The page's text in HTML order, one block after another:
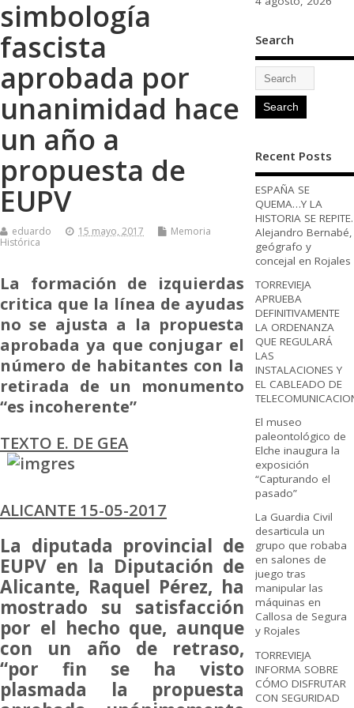
simbología
fascista
aprobada por
unanimidad hace
un año a
propuesta de
EUPV
eduardo 15 mayo, 2017
Memoria
Histórica
La formación de izquierdas
critica que la línea de ayudas
no se ajusta a la propuesta
aprobada ya que conjugar el
número de habitantes con la
retirada de un monumento
“es incoherente”
TEXTO E. DE GEA
ALICANTE 15-05-2017
La diputada provincial de
EUPV en la Diputación de
Alicante, Raquel Pérez, ha
mostrado su satisfacción
por el hecho que, aunque
con un año de retraso,
“por fin se ha visto
plasmada la propuesta
Search
Recent Posts
ESPAÑA SE
QUEMA…Y LA
HISTORIA SE REPITE.
Alejandro Bernabé,
geógrafo y
concejal en Rojales
TORREVIEJA
APRUEBA
DEFINITIVAMENTE
LA ORDENANZA
QUE REGULARÁ
LAS
INSTALACIONES Y
EL CABLEADO DE
El museo
paleontológico de
Elche inaugura la
exposición
“Capturando el
pasado”
La Guardia Civil
desarticula un
grupo que robaba
en salones de
juego tras
manipular las
máquinas en
Callosa de Segura
y Rojales
TORREVIEJA
INFORMA SOBRE
CÓMO DISFRUTAR
CON SEGURIDAD